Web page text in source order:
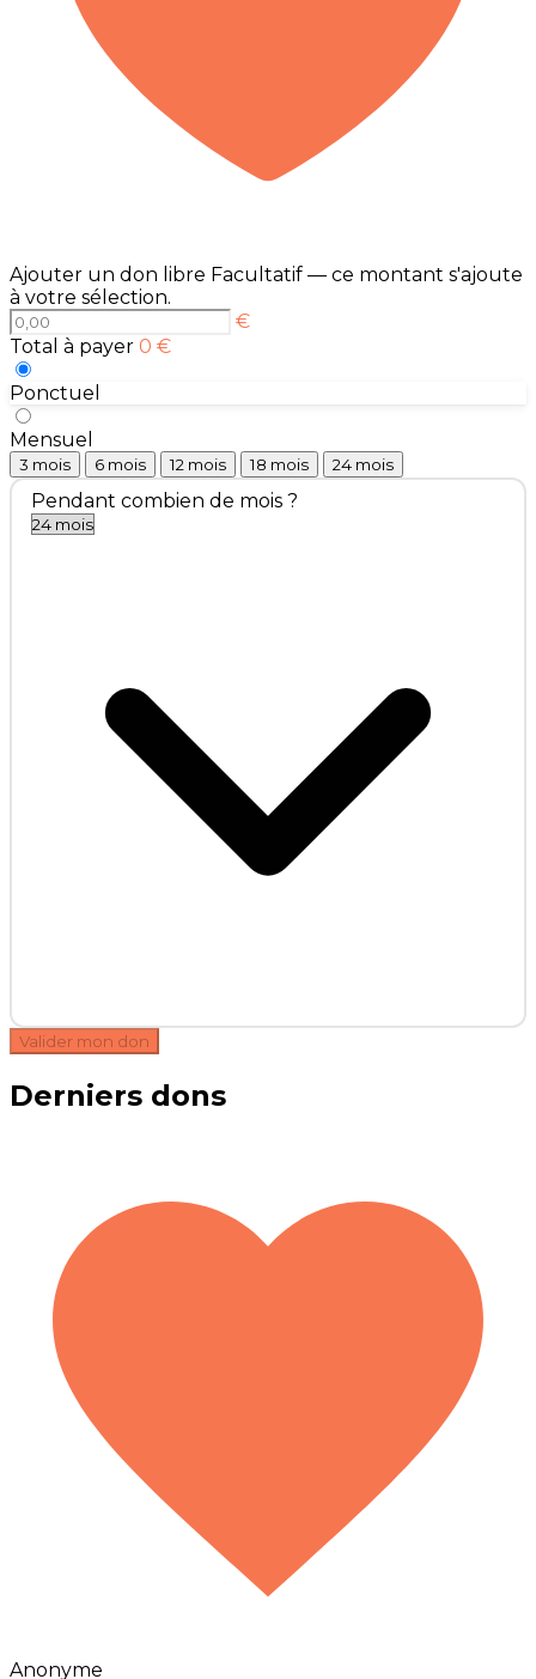
Ajouter un don libre Facultatif — ce montant s'ajoute
à votre sélection.
€
Total à payer 0 €
Ponctuel
Mensuel
3 mois 6 mois 12 mois 18 mois 24 mois
Pendant combien de mois ?
Valider mon don
Derniers dons
Anonyme